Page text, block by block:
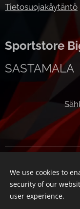
Tietosuojakäytäntö
Sportstore
SASTAMALA
We use cookies to
security of our
user experience.